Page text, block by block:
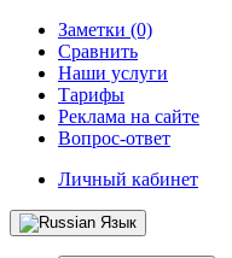
Заметки (0)
Сравнить
Наши услуги
Тарифы
Реклама на сайте
Вопрос-ответ
Личный кабинет
Язык